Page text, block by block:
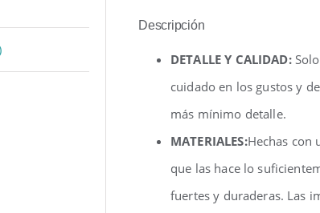
Descripción
DETALLE Y CALIDAD:
cuidado en los gustos y
más mínimo detalle.
MATERIALES:Hechas con
que las hace lo
fuertes y duraderas. Las